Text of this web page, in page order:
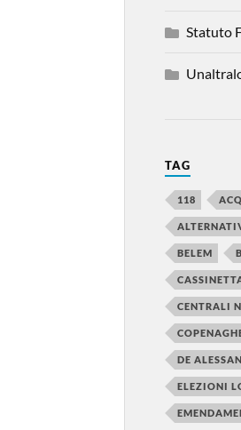
Statuto
TAG
118
BELEM
CENTRALI
DE
ELEZIONI